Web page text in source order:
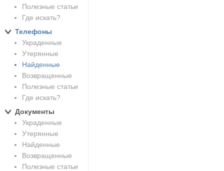
Полезные статьи
Где искать?
Телефоны
Украденные
Утерянные
Найденные
Возвращенные
Полезные статьи
Где искать?
Документы
Украденные
Утерянные
Найденные
Возвращенные
Полезные статьи